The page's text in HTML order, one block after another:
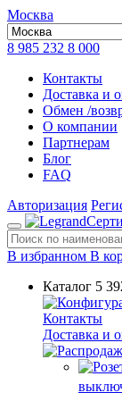
Москва
8 985 232 8 000
Контакты
Доставка и
Обмен /
О компании
Партнерам
Блог
FAQ
Авторизация
В избранном В
Каталог 5
Контакты
Доставка и